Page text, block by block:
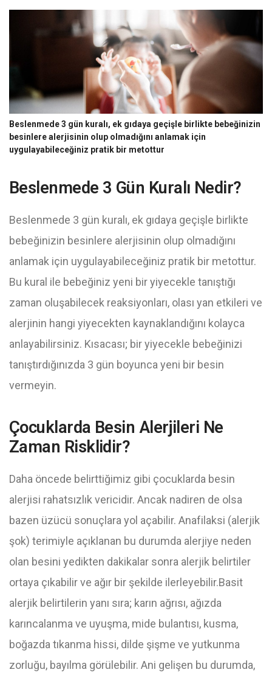
Beslenmede 3 gün kuralı, ek gıdaya geçişle birlikte bebeğinizin
besinlere alerjisinin olup olmadığını anlamak için
uygulayabileceğiniz pratik bir metottur
Beslenmede 3 Gün Kuralı Nedir?
Beslenmede 3 gün kuralı, ek gıdaya geçişle birlikte
bebeğinizin besinlere alerjisinin olup olmadığını
anlamak için uygulayabileceğiniz pratik bir metottur.
Bu kural ile bebeğiniz yeni bir yiyecekle tanıştığı
zaman oluşabilecek reaksiyonları, olası yan etkileri ve
alerjinin hangi yiyecekten kaynaklandığını kolayca
anlayabilirsiniz. Kısacası; bir yiyecekle bebeğinizi
tanıştırdığınızda 3 gün boyunca yeni bir besin
vermeyin.
Çocuklarda Besin Alerjileri Ne
Zaman Risklidir?
Daha öncede belirttiğimiz gibi çocuklarda besin
alerjisi rahatsızlık vericidir. Ancak nadiren de olsa
bazen üzücü sonuçlara yol açabilir. Anafilaksi (alerjik
şok) terimiyle açıklanan bu durumda alerjiye neden
olan besini yedikten dakikalar sonra alerjik belirtiler
ortaya çıkabilir ve ağır bir şekilde ilerleyebilir.Basit
alerjik belirtilerin yanı sıra; karın ağrısı, ağızda
karıncalanma ve uyuşma, mide bulantısı, kusma,
boğazda tıkanma hissi, dilde şişme ve yutkunma
zorluğu, bayılma görülebilir. Ani gelişen bu durumda,